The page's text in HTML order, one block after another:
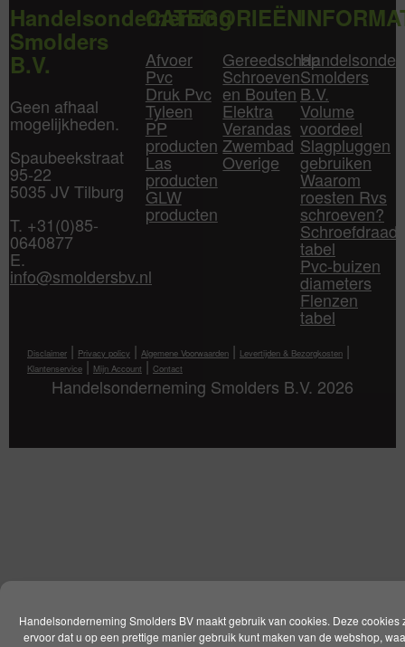
Handelsonderneming Smolders BV maakt gebruik van cookies. Deze cookies
ervoor dat u op een prettige manier gebruik kunt maken van de webshop,
Handelsonderneming
Smolders
B.V.
Geen afhaal
mogelijkheden.
Spaubeekstraat
95-22
5035 JV Tilburg
T. +31(0)85-
0640877
E.
info@smoldersbv.nl
CATEGORIEËN
Afvoer
Pvc
Druk Pvc
Tyleen
PP
producten
Las
producten
GLW
producten
Gereedschap
Schroeven
en Bouten
Elektra
Verandas
Zwembad
Overige
Smolders
B.V.
Volume
voordeel
Slagpluggen
gebruiken
Waarom
roesten Rvs
schroeven?
Schroefdraad
tabel
Pvc-buizen
diameters
Flenzen
tabel
Disclaimer | Privacy policy | Algemene Voorwaarden | Levertijden & Bezorgkosten |
Klantenservice | Mijn Account | Contact
Handelsonderneming Smolders B.V. 2026